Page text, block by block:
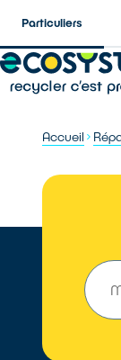
Particuliers
Accueil